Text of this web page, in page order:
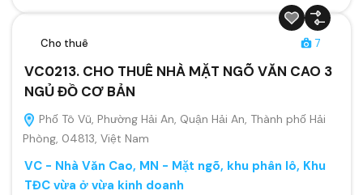
Cho thuê 7
VC0213. CHO THUÊ NHÀ MẶT NGÕ VĂN CAO 3
NGỦ ĐỒ CƠ BẢN
Phố Tô Vũ, Phường Hải An, Quận Hải An, Thành phố Hải
Phòng, 04813, Việt Nam
VC - Nhà Văn Cao, MN - Mặt ngõ, khu phân lô, Khu
TĐC vừa ở vừa kinh doanh